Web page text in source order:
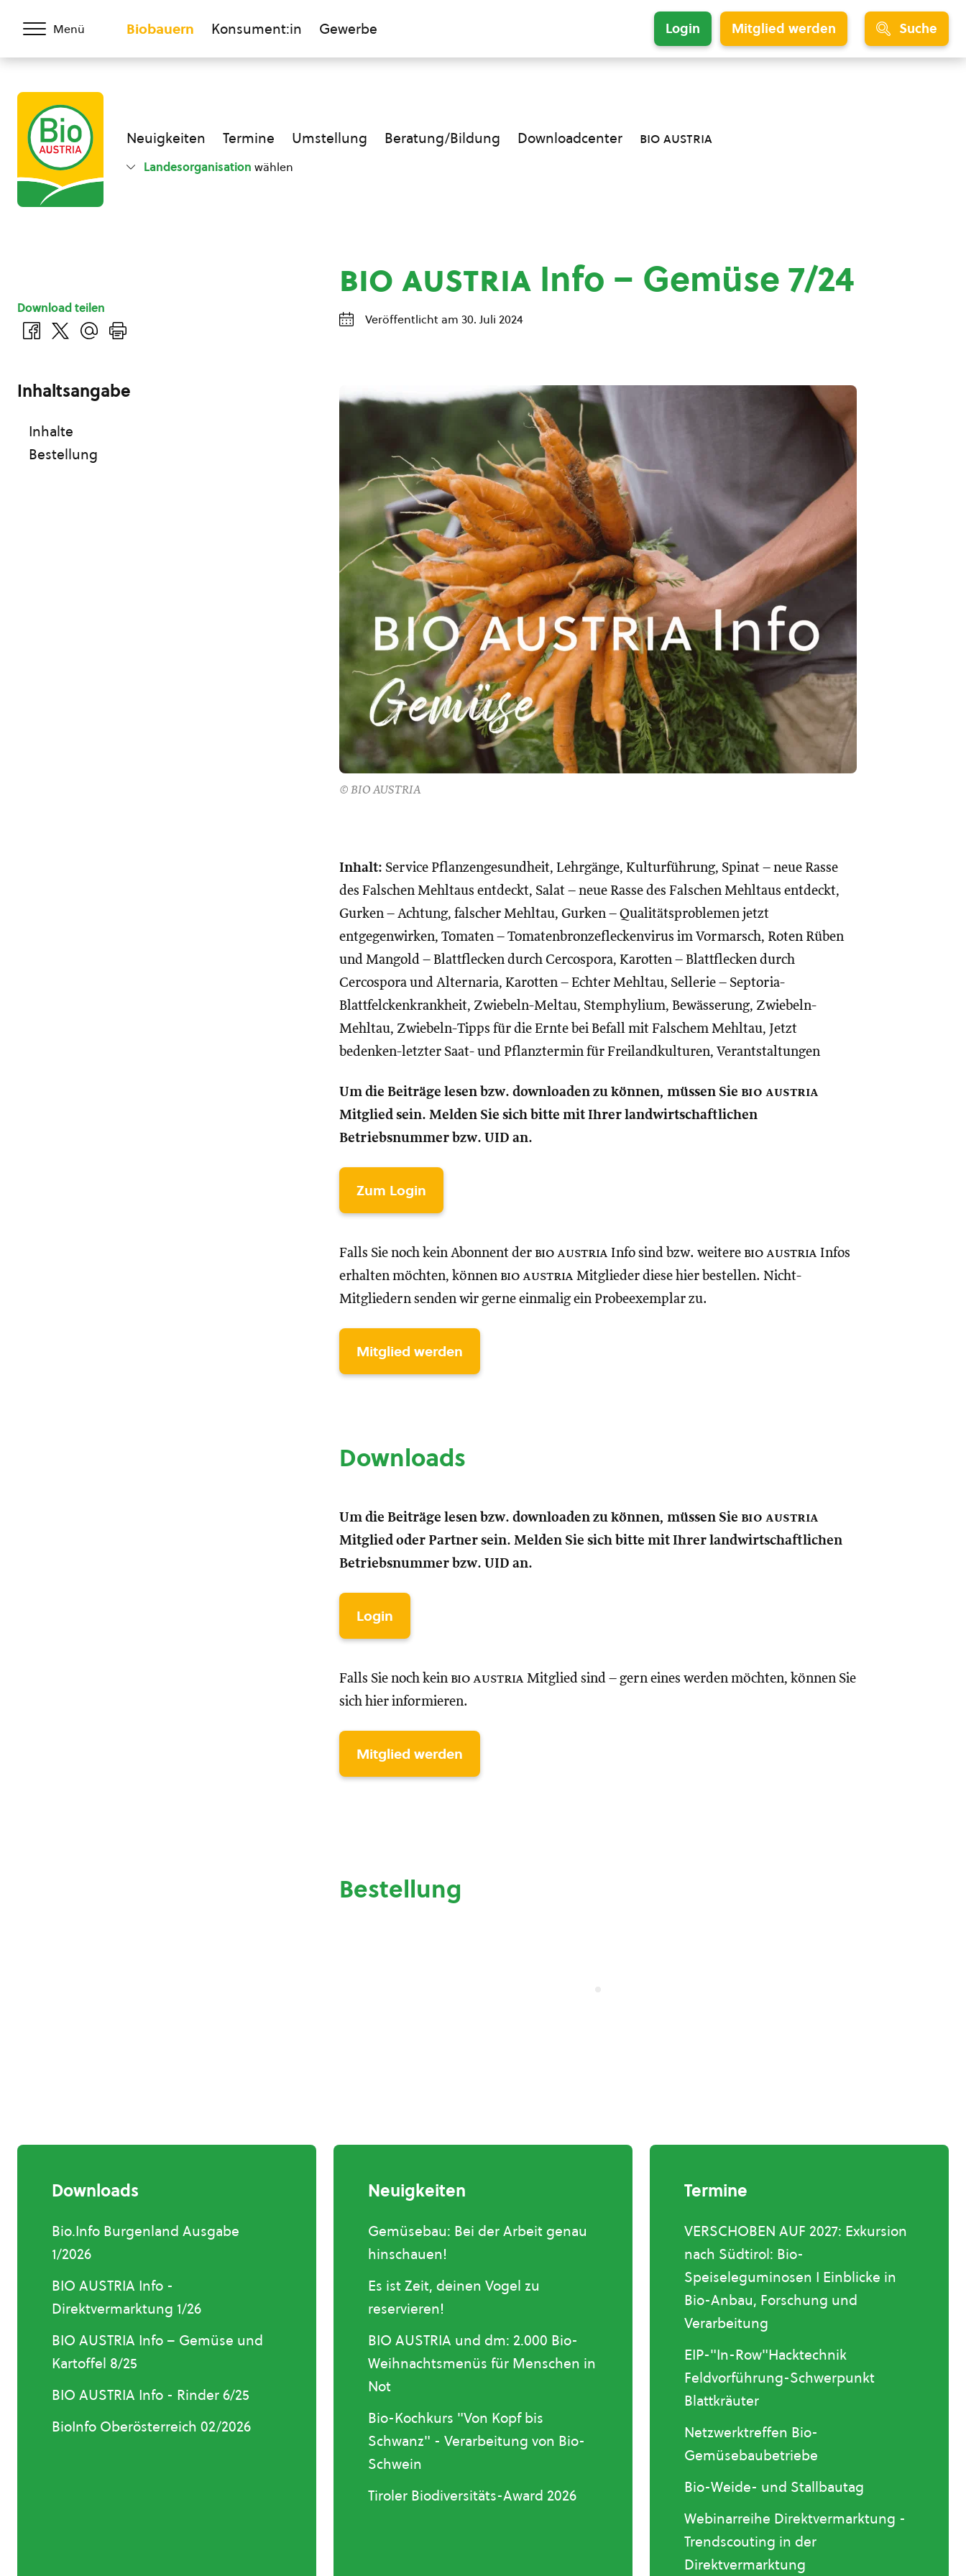
Menü Biobauern Konsument:in Gewerbe Login Mitglied werden Suche
Neuigkeiten Termine Umstellung Beratung/Bildung Downloadcenter bio austria
Landesorganisation wählen
bio austria Info – Gemüse 7/24
Veröffentlicht am 30. Juli 2024
© BIO AUSTRIA
Inhalt: Service Pflanzengesundheit, Lehrgänge, Kulturführung, Spinat – neue Rasse
des Falschen Mehltaus entdeckt, Salat – neue Rasse des Falschen Mehltaus entdeckt,
Gurken – Achtung, falscher Mehltau, Gurken – Qualitätsproblemen jetzt
entgegenwirken, Tomaten – Tomatenbronzefleckenvirus im Vormarsch, Roten Rüben
und Mangold – Blattflecken durch Cercospora, Karotten – Blattflecken durch
Cercospora und Alternaria, Karotten – Echter Mehltau, Sellerie – Septoria-
Blattfelckenkrankheit, Zwiebeln-Meltau, Stemphylium, Bewässerung, Zwiebeln-
Mehltau, Zwiebeln-Tipps für die Ernte bei Befall mit Falschem Mehltau, Jetzt
bedenken-letzter Saat- und Pflanztermin für Freilandkulturen, Verantstaltungen
Um die Beiträge lesen bzw. downloaden zu können, müssen Sie bio austria
Mitglied sein. Melden Sie sich bitte mit Ihrer landwirtschaftlichen
Betriebsnummer bzw. UID an.
Zum Login
Falls Sie noch kein Abonnent der bio austria Info sind bzw. weitere bio austria Infos
erhalten möchten, können bio austria Mitglieder diese hier bestellen. Nicht-
Mitgliedern senden wir gerne einmalig ein Probeexemplar zu.
Mitglied werden
Downloads
Um die Beiträge lesen bzw. downloaden zu können, müssen Sie bio austria
Mitglied oder Partner sein. Melden Sie sich bitte mit Ihrer landwirtschaftlichen
Betriebsnummer bzw. UID an.
Login
Falls Sie noch kein bio austria Mitglied sind – gern eines werden möchten, können Sie
sich hier informieren.
Mitglied werden
Bestellung
Download teilen
Inhaltsangabe
Inhalte
Bestellung
Downloads
Bio.Info Burgenland Ausgabe
1/2026
BIO AUSTRIA Info -
Direktvermarktung 1/26
BIO AUSTRIA Info – Gemüse und
Kartoffel 8/25
BIO AUSTRIA Info - Rinder 6/25
BioInfo Oberösterreich 02/2026
Neuigkeiten
Gemüsebau: Bei der Arbeit genau
hinschauen!
Es ist Zeit, deinen Vogel zu
reservieren!
BIO AUSTRIA und dm: 2.000 Bio-
Weihnachtsmenüs für Menschen in
Not
Bio-Kochkurs "Von Kopf bis
Schwanz" - Verarbeitung von Bio-
Schwein
Tiroler Biodiversitäts-Award 2026
Termine
VERSCHOBEN AUF 2027: Exkursion
nach Südtirol: Bio-
Speiseleguminosen I Einblicke in
Bio-Anbau, Forschung und
Verarbeitung
EIP-"In-Row"Hacktechnik
Feldvorführung-Schwerpunkt
Blattkräuter
Netzwerktreffen Bio-
Gemüsebaubetriebe
Bio-Weide- und Stallbautag
Webinarreihe Direktvermarktung -
Trendscouting in der
Direktvermarktung